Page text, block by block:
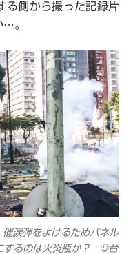
る側から撮った記録片
…。
涙弾をよけるためパネル
するのは火炎瓶か？ ©台